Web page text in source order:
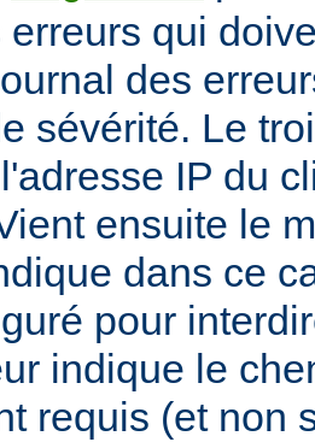
erreurs qui
des
sévérité. Le
IP du
ensuite le
dans ce
pour
indique le
requis (et non